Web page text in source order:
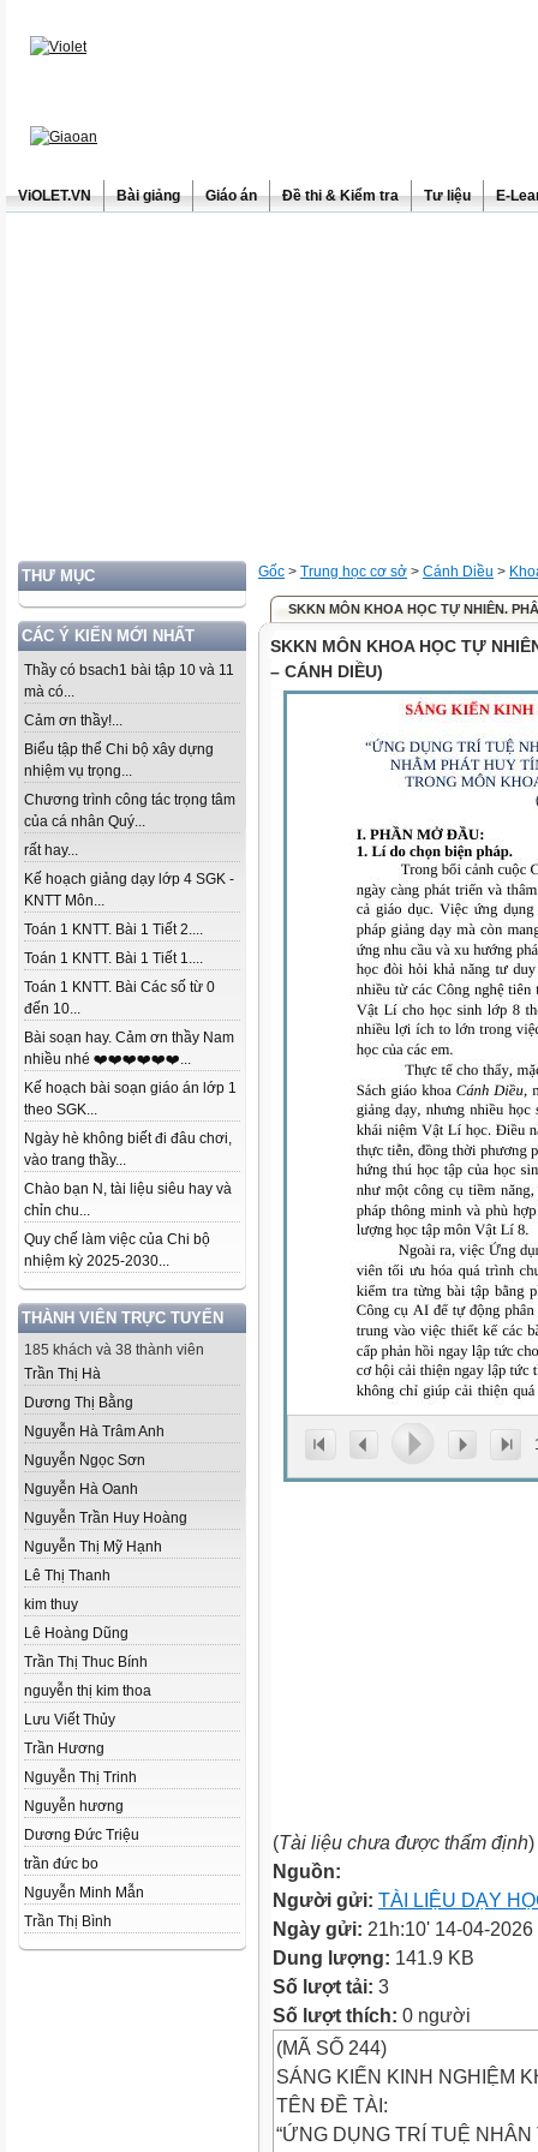
ViOLET.VN Bài giảng Giáo án Đề thi & Kiểm tra Tư liệu E-
THƯ MỤC
CÁC Ý KIẾN MỚI NHẤT
Thầy có bsach1 bài tập 10 và 11
mà có...
Cảm ơn thầy!...
Biểu tập thể Chi bộ xây dựng
nhiệm vụ trọng...
Chương trình công tác trọng tâm
của cá nhân Quý...
rất hay...
Kế hoạch giảng dạy lớp 4 SGK -
KNTT Môn...
Toán 1 KNTT. Bài 1 Tiết 2....
Toán 1 KNTT. Bài 1 Tiết 1....
Toán 1 KNTT. Bài Các số từ 0
đến 10...
Bài soạn hay. Cảm ơn thầy Nam
nhiều nhé ❤️❤️❤️❤️❤️❤️...
Kế hoạch bài soạn giáo án lớp 1
theo SGK...
Ngày hè không biết đi đâu chơi,
vào trang thầy...
Chào bạn N, tài liệu siêu hay và
chỉn chu...
Quy chế làm việc của Chi bộ
nhiệm kỳ 2025-2030...
THÀNH VIÊN TRỰC TUYẾN
185 khách và 38 thành viên
Trần Thị Hà
Dương Thị Bằng
Nguyễn Hà Trâm Anh
Nguyễn Ngọc Sơn
Nguyễn Hà Oanh
Nguyễn Trần Huy Hoàng
Nguyễn Thị Mỹ Hạnh
Lê Thị Thanh
kim thuy
Lê Hoàng Dũng
Trần Thị Thuc Bính
nguyễn thị kim thoa
Lưu Viết Thủy
Trần Hương
Nguyễn Thị Trinh
Nguyễn hương
Dương Đức Triệu
trần đức bo
Nguyễn Minh Mẫn
Trần Thị Bình
Gốc > Trung học cơ sở > Cánh Diều >
SKKN MÔN KHOA HỌC TỰ NHIÊN.
SKKN MÔN KHOA HỌC TỰ
– CÁNH DIỀU)
(Tài liệu chưa được thẩm định)
Nguồn:
Người gửi: TÀI LIỆU DẠY
Ngày gửi: 21h:10' 14-04-2026
Dung lượng: 141.9 KB
Số lượt tải: 3
Số lượt thích: 0 người
(MÃ SỐ 244)
SÁNG KIẾN KINH NGHIỆM
TÊN ĐỀ TÀI:
“ỨNG DỤNG TRÍ TUỆ